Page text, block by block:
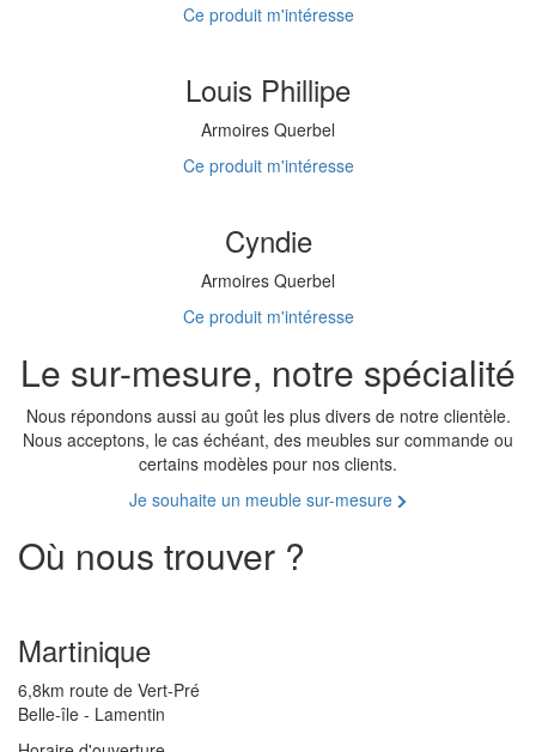
Ce produit m'intéresse
Louis Phillipe
Armoires Querbel
Ce produit m'intéresse
Cyndie
Armoires Querbel
Ce produit m'intéresse
Le sur-mesure, notre spécialité
Nous répondons aussi au goût les plus divers de notre clientèle.
Nous acceptons, le cas échéant, des meubles sur commande ou
certains modèles pour nos clients.
Je souhaite un meuble sur-mesure
Où nous trouver ?
Martinique
6,8km route de Vert-Pré
Belle-île - Lamentin